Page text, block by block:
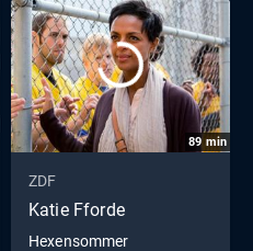
89 min
ZDF
Katie Fforde
Hexensommer